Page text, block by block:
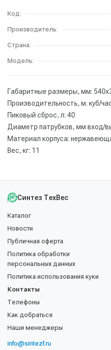
Код:
Производитель:
Страна:
Модель:
Габаритные размеры, мм:
Производительность, м. куб/
Пиковый сброс, л: 40
Диаметр патрубков, мм вход/
Материал корпуса:
Вес, кг: 11
Синтез ТехВес
Каталог
Новости
Публичная оферта
Политика обработки
персональных данных
Политика использования куки
Контакты
Телефоны
Как добраться
Наши менеджеры
info@sintezf.ru